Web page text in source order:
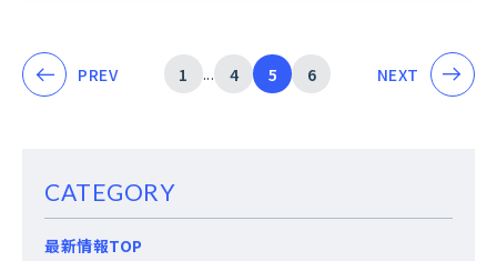
PREV 1 ... 4 5 6 NEXT
CATEGORY
最新情報TOP